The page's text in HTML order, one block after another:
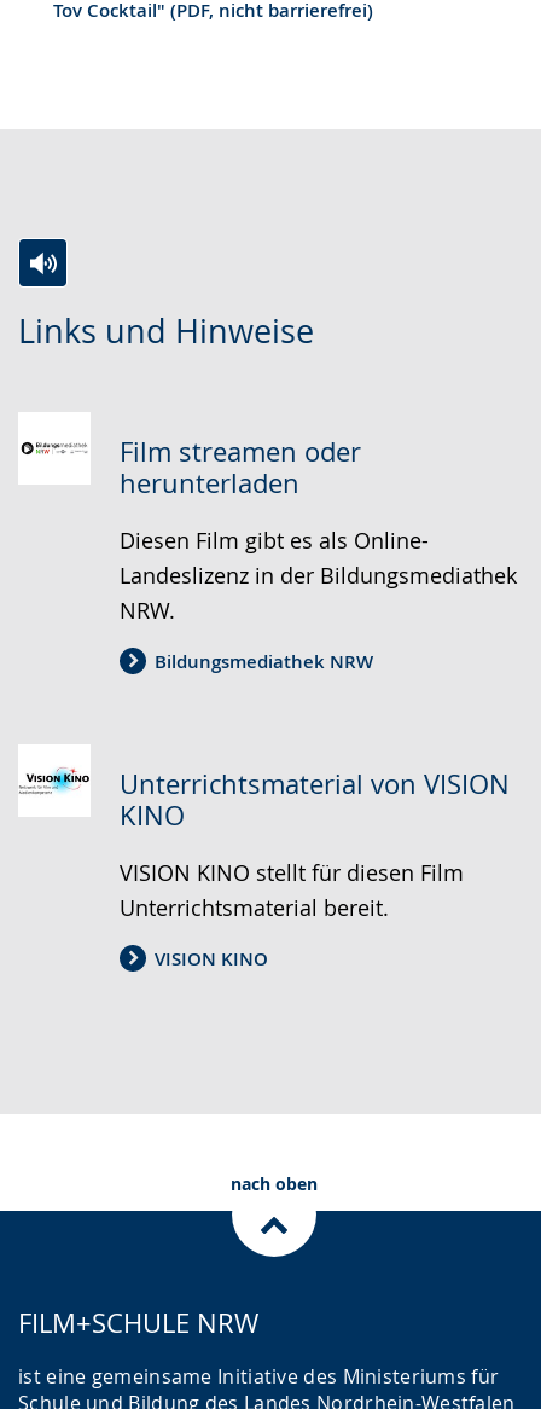
Tov Cocktail" (PDF, nicht barrierefrei)
Links und Hinweise
Leichten
wechseln.
Audio-
Video
Deutscher
Gebärdensprache
wird
Film streamen oder
herunterladen
Diesen Film gibt es als Online-
Landeslizenz in der Bildungsmediathek
NRW.
Bildungsmediathek NRW
Unterrichtsmaterial von VISION
KINO
VISION KINO stellt für diesen Film
Unterrichtsmaterial bereit.
VISION KINO
nach oben
FILM+SCHULE NRW
ist eine gemeinsame Initiative des Ministeriums für
Schule und Bildung des Landes Nordrhein-Westfalen